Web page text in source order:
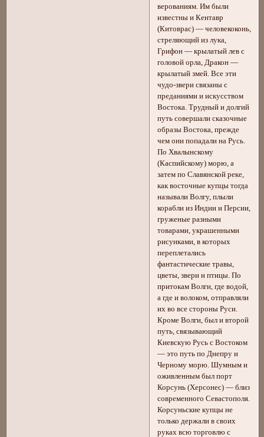
верованиям. Им были
известны и Кентавр
(Китоврас) — человекоконь,
стреляющий из лука,
Грифон — крылатый лев с
головой орла, Дракон —
крылатый змей. Все эти
чудо-звери связаны с
преданиями и искусством
Востока. Трудный и долгий
путь совершали сказочные
образы Востока, прежде
чем они попадали на Русь.
По Хвалынскому
(Каспийскому) морю, а
затем по Славянской реке,
как восточные купцы тогда
называли Волгу, плыли
корабли из Индии и Персии,
груженые разными
товарами, украшенными
рисунками, в которых
переплетались
фантастические травы,
цветы, звери и птицы. По
притокам Волги, где водой,
а где и волоком, отправляли
их во все стороны Руси.
Кроме Волги, был и второй
путь, связывающий
Киевскую Русь с Востоком
— это путь по Днепру и
Черному морю. Шумным и
оживленным был порт
Корсунь (Херсонес) — близ
современного Севастополя.
Корсуньские купцы не
только держали в своих
руках всю торговлю с